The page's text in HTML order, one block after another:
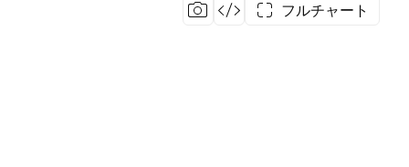
フルチャート